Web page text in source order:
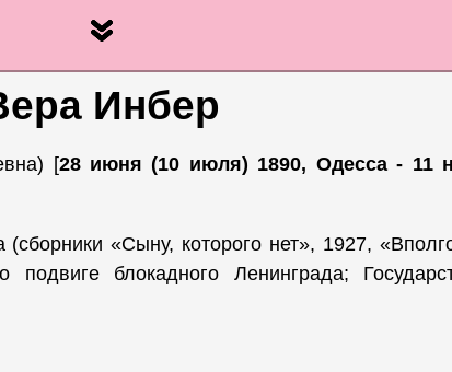
Инбер
[28 июня (10 июля) 1890, Одесса - 11
«Сыну, которого нет», 1927,
подвиге блокадного Ленинграда;